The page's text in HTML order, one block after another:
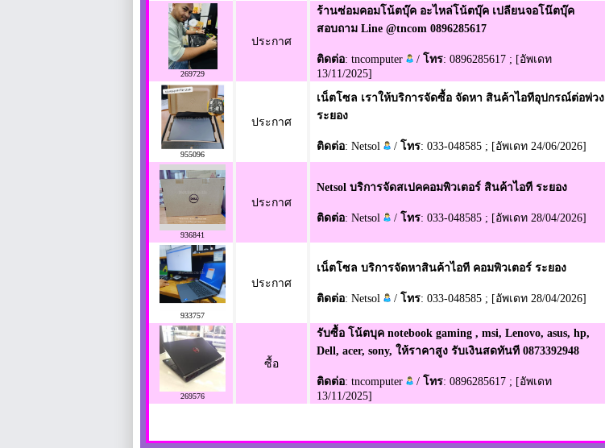
269729
ประกาศ
ร้านซ่อมคอมโน้ตบุ๊ค อะไหล่โน้ตบุ๊ค เปลียนจอโน๊ตบุ๊ค
สอบถาม Line @tncom 0896285617
ติดต่อ: tncomputer / โทร: 0896285617 ; [อัพเดท
13/11/2025]
955096
ประกาศ
เน็ตโซล เราให้บริการจัดซื้อ จัดหา สินค้าไอทีอุปกรณ์ต่อพ่วง
ระยอง
ติดต่อ: Netsol / โทร: 033-048585 ; [อัพเดท 24/06/2026]
936841
ประกาศ
Netsol บริการจัดสเปคคอมพิวเตอร์ สินค้าไอที ระยอง
ติดต่อ: Netsol / โทร: 033-048585 ; [อัพเดท 28/04/2026]
933757
ประกาศ
เน็ตโซล บริการจัดหาสินค้าไอที คอมพิวเตอร์ ระยอง
ติดต่อ: Netsol / โทร: 033-048585 ; [อัพเดท 28/04/2026]
269576
ซื้อ
รับซื้อ โน้ตบุค notebook gaming , msi, Lenovo, asus, hp,
Dell, acer, sony, ให้ราคาสูง รับเงินสดทันที 0873392948
ติดต่อ: tncomputer / โทร: 0896285617 ; [อัพเดท
13/11/2025]